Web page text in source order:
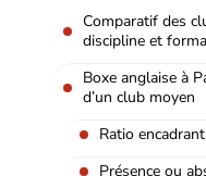
Comparatif des
discipline et
Boxe anglaise à
d’un club moyen
Ratio
Présence ou